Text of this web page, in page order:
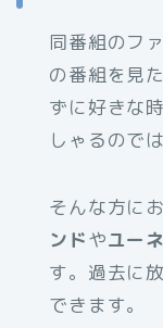
同番組のフ
の番組を見
ずに好きな
しゃるので
そんな方に
ンドやユー
す。過去に
できます。